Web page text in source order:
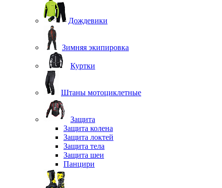
Дождевики
Зимняя экипировка
Куртки
Штаны мотоциклетные
Защита
Защита колена
Защита локтей
Защита тела
Защита шеи
Панцири